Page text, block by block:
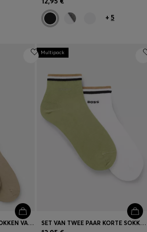
+5
TWEE PAAR BUSINESS SOKKEN VAN ZACHT, COMPACT KATOEN
Multipack
SET VAN TWEE PAAR KORTE SOKKEN MET BOORDEN VOORZIEN VAN DE SIGNATURE-STRIPE